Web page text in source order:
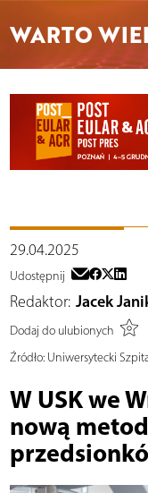
WARTO
29.04.2025
Udostępnij
Redaktor: Jacek
Dodaj do ulubionych
Źródło:Uniwersytecki
W USK we
nową